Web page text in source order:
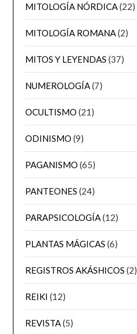
MITOLOGÍA NÓRDICA(22)
MITOLOGÍA ROMANA(2)
MITOS Y LEYENDAS (37)
NUMEROLOGÍA(7)
OCULTISMO (21)
ODINISMO (9)
PAGANISMO (65)
PANTEONES (24)
PARAPSICOLOGÍA(12)
PLANTAS MÁGICAS (6)
REGISTROS AKÁSHICOS (2)
REIKI (12)
REVISTA(5)